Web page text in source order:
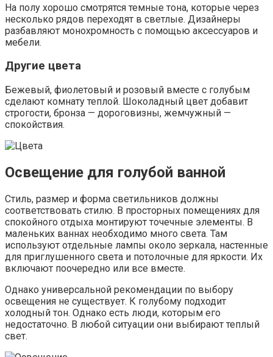
На полу хорошо смотрятся темные тона, которые через
несколько рядов переходят в светлые. Дизайнеры
разбавляют монохромность с помощью аксессуаров и
мебели.
Другие цвета
Бежевый, фиолетовый и розовый вместе с голубым
сделают комнату теплой. Шоколадный цвет добавит
строгости, бронза — дороговизны, жемчужный —
спокойствия.
Освещение для голубой ванной
Стиль, размер и форма светильников должны
соответствовать стилю. В просторных помещениях для
спокойного отдыха монтируют точечные элементы. В
маленьких ваннах необходимо много света. Там
используют отдельные лампы около зеркала, настенные
для приглушенного света и потолочные для яркости. Их
включают поочередно или все вместе.
Однако универсальной рекомендации по выбору
освещения не существует. К голубому подходит
холодный тон. Однако есть люди, которым его
недостаточно. В любой ситуации они выбирают теплый
свет.